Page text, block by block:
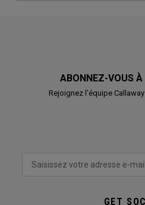
ABONNEZ-VOUS À
Rejoignez l'équipe
GET